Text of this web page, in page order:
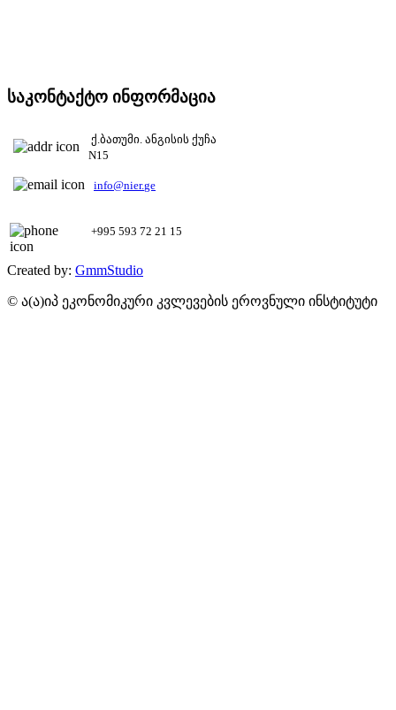
საკონტაქტო ინფორმაცია
ქ.ბათუმი. ანგისის ქუჩა
N15
+995 593 72 21 15
Created by: GmmStudio
© ა(ა)იპ ეკონომიკური კვლევების ეროვნული ინსტიტუტი